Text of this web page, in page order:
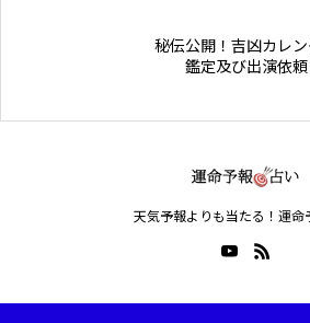
秘伝公開！吉凶カレ
鑑定及び出演依頼
天気予報よりも当たる！運命